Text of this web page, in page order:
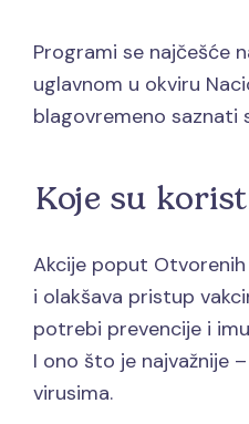
Programi se najčešće
uglavnom u okviru
blagovremeno saznati
Koje su
Akcije poput
i olakšava pristup
potrebi prevencije i
I ono što je najvažnije
virusima.